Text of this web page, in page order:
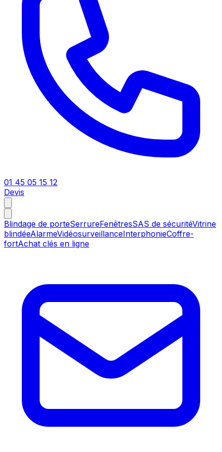
01 45 05 15 12
Devis
Blindage de porteSerrureFenêtresSAS de sécuritéVitrine
blindéeAlarmeVidéosurveillanceInterphonieCoffre-
fortAchat clés en ligne